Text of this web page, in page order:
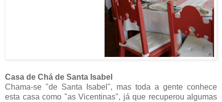
Casa de Chá de Santa Isabel
Chama-se "de Santa Isabel", mas toda a gente conhece
esta casa como "as Vicentinas", já que recuperou algumas